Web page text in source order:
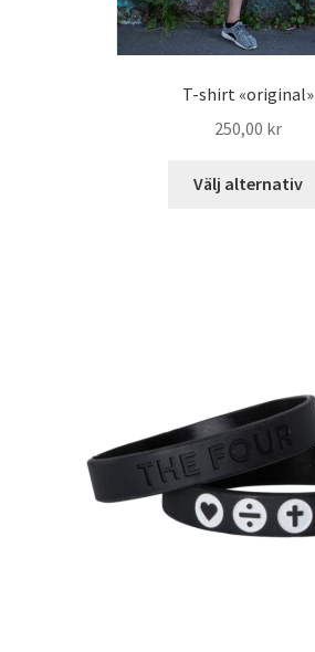
T-shirt «original»
250,00 kr
Välj alternativ